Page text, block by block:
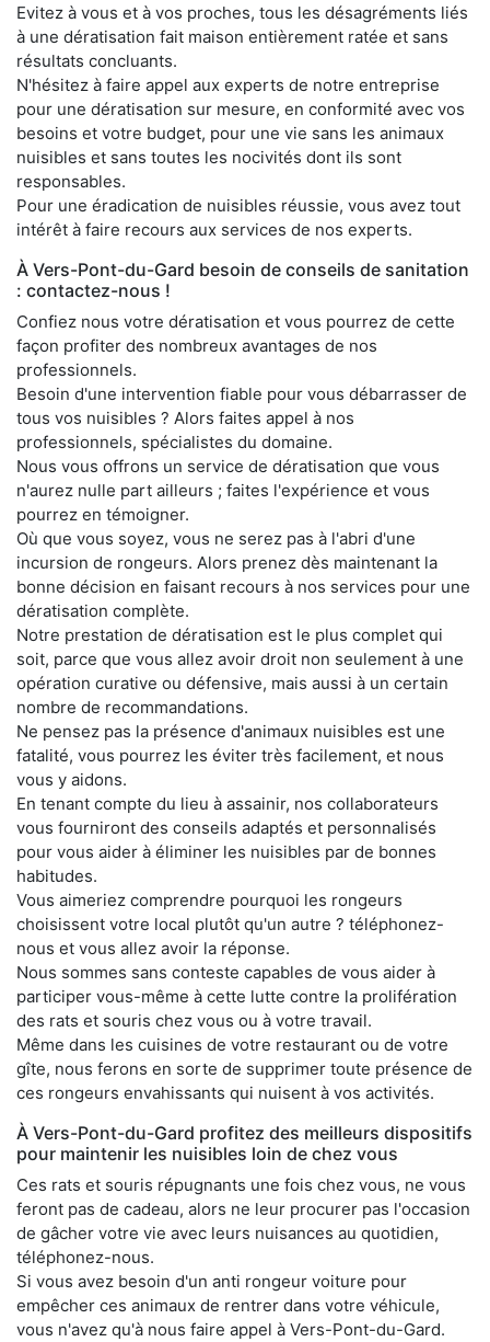
Evitez à vous et à vos proches, tous les désagréments liés
à une dératisation fait maison entièrement ratée et sans
résultats concluants.
N'hésitez à faire appel aux experts de notre entreprise
pour une dératisation sur mesure, en conformité avec vos
besoins et votre budget, pour une vie sans les animaux
nuisibles et sans toutes les nocivités dont ils sont
responsables.
Pour une éradication de nuisibles réussie, vous avez tout
intérêt à faire recours aux services de nos experts.
À Vers-Pont-du-Gard besoin de conseils de sanitation
: contactez-nous !
Confiez nous votre dératisation et vous pourrez de cette
façon profiter des nombreux avantages de nos
professionnels.
Besoin d'une intervention fiable pour vous débarrasser de
tous vos nuisibles ? Alors faites appel à nos
professionnels, spécialistes du domaine.
Nous vous offrons un service de dératisation que vous
n'aurez nulle part ailleurs ; faites l'expérience et vous
pourrez en témoigner.
Où que vous soyez, vous ne serez pas à l'abri d'une
incursion de rongeurs. Alors prenez dès maintenant la
bonne décision en faisant recours à nos services pour une
dératisation complète.
Notre prestation de dératisation est le plus complet qui
soit, parce que vous allez avoir droit non seulement à une
opération curative ou défensive, mais aussi à un certain
nombre de recommandations.
Ne pensez pas la présence d'animaux nuisibles est une
fatalité, vous pourrez les éviter très facilement, et nous
vous y aidons.
En tenant compte du lieu à assainir, nos collaborateurs
vous fourniront des conseils adaptés et personnalisés
pour vous aider à éliminer les nuisibles par de bonnes
habitudes.
Vous aimeriez comprendre pourquoi les rongeurs
choisissent votre local plutôt qu'un autre ? téléphonez-
nous et vous allez avoir la réponse.
Nous sommes sans conteste capables de vous aider à
participer vous-même à cette lutte contre la prolifération
des rats et souris chez vous ou à votre travail.
Même dans les cuisines de votre restaurant ou de votre
gîte, nous ferons en sorte de supprimer toute présence de
ces rongeurs envahissants qui nuisent à vos activités.
À Vers-Pont-du-Gard profitez des meilleurs dispositifs
pour maintenir les nuisibles loin de chez vous
Ces rats et souris répugnants une fois chez vous, ne vous
feront pas de cadeau, alors ne leur procurer pas l'occasion
de gâcher votre vie avec leurs nuisances au quotidien,
téléphonez-nous.
Si vous avez besoin d'un anti rongeur voiture pour
empêcher ces animaux de rentrer dans votre véhicule,
vous n'avez qu'à nous faire appel à Vers-Pont-du-Gard.